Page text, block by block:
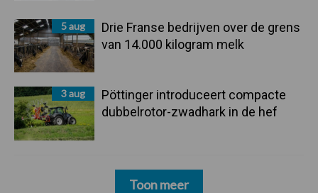
5 aug
Drie Franse bedrijven over de grens
van 14.000 kilogram melk
3 aug
Pöttinger introduceert compacte
dubbelrotor-zwadhark in de hef
Toon meer